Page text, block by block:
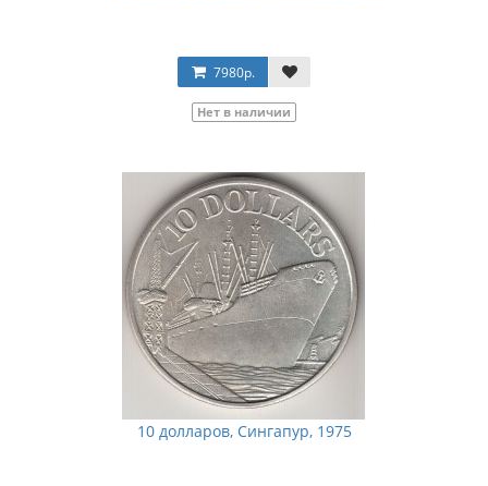
7980р.
Нет в наличии
10 долларов, Сингапур, 1975